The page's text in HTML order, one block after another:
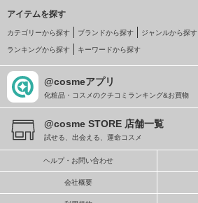
アイテムを探す
カテゴリーから探す ブランドから探す ジャンルから探す
ランキングから探す キーワードから探す
@cosmeアプリ
化粧品・コスメのクチコミランキング&お買物
@cosme STORE 店舗一覧
試せる、出会える、運命コスメ
ヘルプ・お問い合わせ
会社概要